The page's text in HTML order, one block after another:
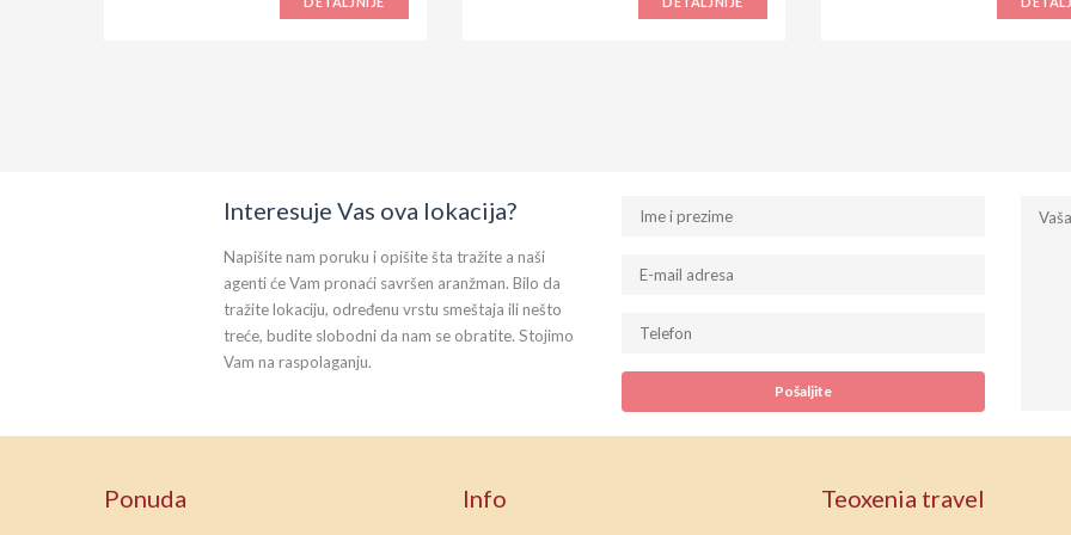
Interesuje Vas ova lokacija?
Napišite nam poruku i opišite šta tražite a naši
agenti će Vam pronaći savršen aranžman. Bilo da
tražite lokaciju, određenu vrstu smeštaja ili nešto
treće, budite slobodni da nam se obratite. Stojimo
Vam na raspolaganju.
Ponuda Info Teoxenia travel